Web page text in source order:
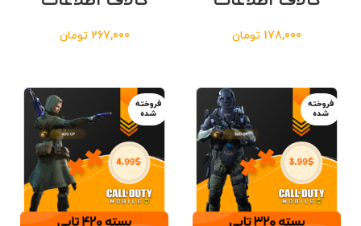
178,000 تومان 267,000 تومان
فروخته
شده
فروخته
شده